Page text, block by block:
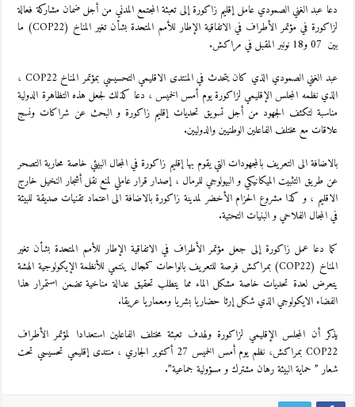
دعا عبد الغني الصمودي عامل إقليم زاكورة إلى تعبئة المجتمع المدني من أجل ضمان مشاركة فعالة
لزاكورة في مؤتمر الأطراف في الاتفاقية الإطار للأمم المتحدة بشأن تغير المناخ (COP22) ما
بين 07 و18 نونبر المقبل في مراكش.
عبد الغني الصمودي الذي كان يتحدث في المنتدى الاقليمي التحسيسي بمؤتمر المناخ COP22 ،
الذي نظمه المجلس الإقليمي لزاكورة يوم أمس الخميس ، دعا كذلك لجعل هذه التظاهرة الدولية
مناسبة لتكثف الجهود من أجل تسويق تحديات إقليم زاكورة و البحث عن شراكات ونسج
علاقات مع مختلف الفاعلين الوطنيين والدوليين.
بالاضافة الى التعريف بالمجهودات التي يقوم بها إقليم زاكورة في المجال البيئي خاصة محاربة التصحر
عن طريق التثبيت الميكانيكي و البيولوجي للرمال ، إصدار قرار عاملي لمنع نقل أشجار النخيل خارج
الاقليم ، و كذا مشروع الحزام الأخضر لمدينة زاكورة بالاضافة الى اعتماد تقنيات صديقة للبيئة
في المجال الفلاحي و البنيات التحتية.
كما دعا عمل زاكورة إلى جعل مؤتمر الأطراف في الاتفاقية الإطار للأمم المتحدة بشأن تغير
المناخ (COP22) بمراكش فرصة للتعريف بالواحات كمجال ينتمي للأنظمة الإيكولوجية الهشة
يتعرض لعدة تحديات خاصة مشكل الماء مما يتطلب تحقيق عدالة مناخية تضمن استمرار هذا
الفضاء الايكولوجي الذي شكل إرثا حضاريا بشريا ومعماريا عريقا.
يذكر أن المجلس الإقليمي لزاكورة ولهدف تعبئة مختلف الفاعلين استعدادا لمؤتمر الأطراف
COP22 بمراكش، نظم يوم أمس الخميس 27 أكتوبر الجاري ، منتدى إقليمي تحسيسي تحت
شعار ” حماية البيئة رهان مشترك و مسؤولية جماعية”.